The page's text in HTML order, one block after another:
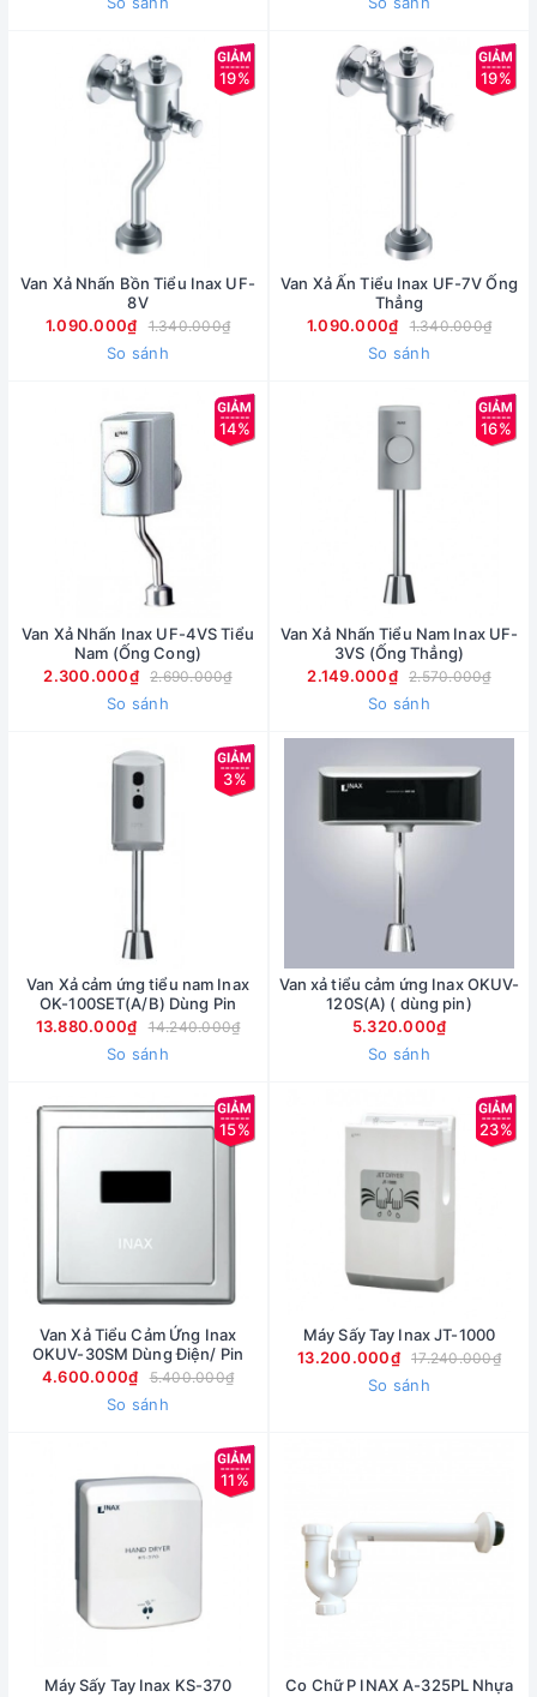
19%
Van Xả Nhấn Bồn Tiểu Inax UF-
8V
1.090.000₫
1.340.000₫
So sánh
19%
Van Xả Ấn Tiểu Inax UF-7V Ống
Thẳng
1.090.000₫
1.340.000₫
So sánh
14%
Van Xả Nhấn Inax UF-4VS Tiểu
Nam (Ống Cong)
2.300.000₫
2.690.000₫
So sánh
16%
Van Xả Nhấn Tiểu Nam Inax UF-
3VS (Ống Thẳng)
2.149.000₫
2.570.000₫
So sánh
3%
Van Xả cảm ứng tiểu nam Inax
OK-100SET(A/B) Dùng Pin
13.880.000₫
14.240.000₫
So sánh
Van xả tiểu cảm ứng Inax OKUV-
120S(A) ( dùng pin)
5.320.000₫
So sánh
15%
Van Xả Tiểu Cảm Ứng Inax
OKUV-30SM Dùng Điện/ Pin
4.600.000₫
5.400.000₫
So sánh
23%
Máy Sấy Tay Inax JT-1000
13.200.000₫
17.240.000₫
So sánh
11%
Máy Sấy Tay Inax KS-370
Co Chữ P INAX A-325PL Nhựa